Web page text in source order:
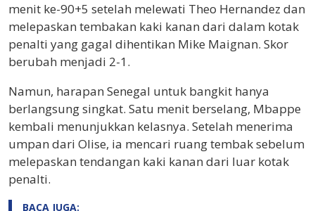
menit ke-90+5 setelah melewati Theo Hernandez dan
melepaskan tembakan kaki kanan dari dalam kotak
penalti yang gagal dihentikan Mike Maignan. Skor
berubah menjadi 2-1.
Namun, harapan Senegal untuk bangkit hanya
berlangsung singkat. Satu menit berselang, Mbappe
kembali menunjukkan kelasnya. Setelah menerima
umpan dari Olise, ia mencari ruang tembak sebelum
melepaskan tendangan kaki kanan dari luar kotak
penalti.
BACA JUGA: